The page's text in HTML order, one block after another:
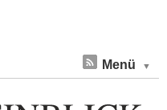
Menü